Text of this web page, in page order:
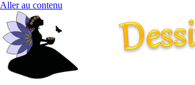
Aller au contenu